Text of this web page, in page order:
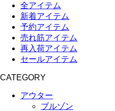
全アイテム
新着アイテム
予約アイテム
売れ筋アイテム
再入荷アイテム
セールアイテム
CATEGORY
アウター
ブルゾン